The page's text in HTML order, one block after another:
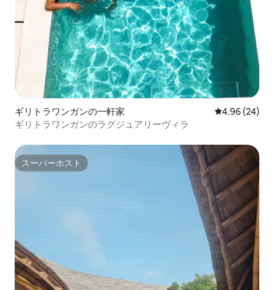
ギリトラワンガンの一軒家 レビュー24
4.96 (24)
ギリトラワンガンのラグジュアリーヴィラ
スーパーホスト
スーパーホスト